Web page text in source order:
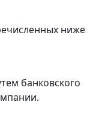
ниже
банковского